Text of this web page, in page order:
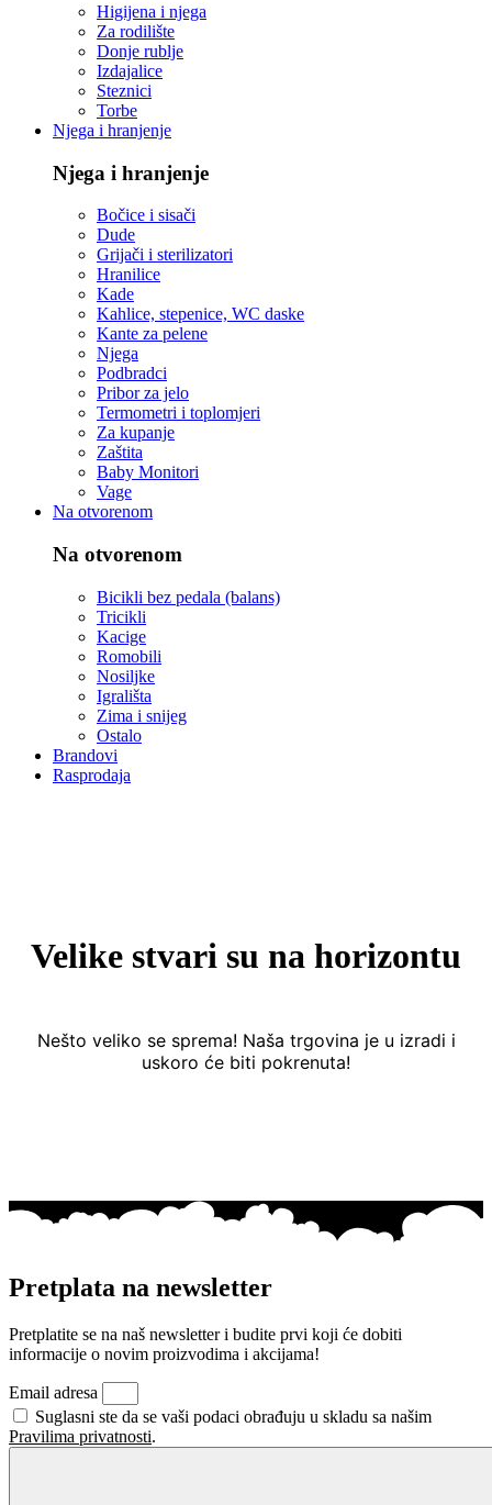
Higijena i njega
Za rodilište
Donje rublje
Izdajalice
Steznici
Torbe
Njega i hranjenje
Njega i hranjenje
Bočice i sisači
Dude
Grijači i sterilizatori
Hranilice
Kade
Kahlice, stepenice, WC daske
Kante za pelene
Njega
Podbradci
Pribor za jelo
Termometri i toplomjeri
Za kupanje
Zaštita
Baby Monitori
Vage
Na otvorenom
Na otvorenom
Bicikli bez pedala (balans)
Tricikli
Kacige
Romobili
Nosiljke
Igrališta
Zima i snijeg
Ostalo
Brandovi
Rasprodaja
Velike stvari su na horizontu
Nešto veliko se sprema! Naša trgovina je u izradi i
uskoro će biti pokrenuta!
Pretplata na newsletter
Pretplatite se na naš newsletter i budite prvi koji će dobiti
informacije o novim proizvodima i akcijama!
Email adresa
Suglasni ste da se vaši podaci obrađuju u skladu sa našim
Pravilima privatnosti.